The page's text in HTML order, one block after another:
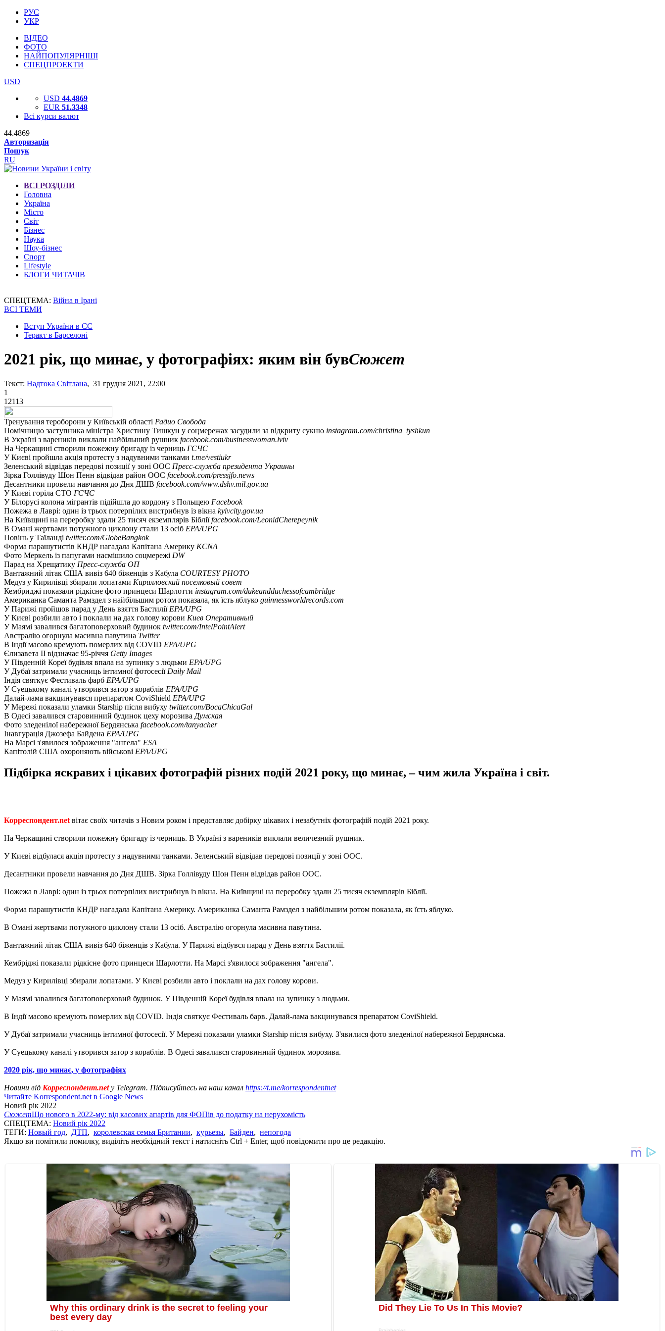
РУС
УКР
ВІДЕО
ФОТО
НАЙПОПУЛЯРНІШІ
СПЕЦПРОЕКТИ
USD
USD 44.4869
EUR 51.3348
Всі курси валют
44.4869
Авторизація
Пошук
RU
ВСІ РОЗДІЛИ
Головна
Україна
Місто
Світ
Бізнес
Наука
Шоу-бізнес
Спорт
Lifestyle
БЛОГИ ЧИТАЧІВ
СПЕЦТЕМА: Війна в Ірані
ВСІ ТЕМИ
Вступ України в ЄС
Теракт в Барселоні
2021 рік, що минає, у фотографіях: яким він бувСюжет
Текст: Надтока Світлана, 31 грудня 2021, 22:00
1
12113
Тренування тероборони у Київській області Радио Свобода
Помічницю заступника міністра Христину Тишкун у соцмережах засудили за відкриту сукню instagram.com/christina_tyshkun
В Україні з вареників виклали найбільший рушник facebook.com/businesswoman.lviv
На Черкащині створили пожежну бригаду із черниць ГСЧС
У Києві пройшла акція протесту з надувними танками t.me/vestiukr
Зеленський відвідав передові позиції у зоні ООС Пресс-служба президента Украины
Зірка Голлівуду Шон Пенн відвідав район ООС facebook.com/pressjfo.news
Десантники провели навчання до Дня ДШВ facebook.com/www.dshv.mil.gov.ua
У Києві горіла СТО ГСЧС
У Білорусі колона мігрантів підійшла до кордону з Польщею Facebook
Пожежа в Лаврі: один із трьох потерпілих вистрибнув із вікна kyivcity.gov.ua
На Київщині на переробку здали 25 тисяч екземплярів Бібліїfacebook.com/LeonidCherepeynik
В Омані жертвами потужного циклону стали 13 осіб EPA/UPG
Повінь у Таїланді twitter.com/GlobeBangkok
Форма парашутистів КНДР нагадала Капітана Америку KCNA
Фото Меркель із папугами насмішило соцмережі DW
Парад на Хрещатику Пресс-служба ОП
Вантажний літак США вивіз 640 біженців з Кабула COURTESY PHOTO
Медуз у Кирилівці збирали лопатами Кирилловский поселковый совет
Кембриджі показали рідкісне фото принцеси Шарлотти instagram.com/dukeandduchessofcambridge
Американка Саманта Рамздел з найбільшим ротом показала, як їсть яблуко guinnessworldrecords.com
У Парижі пройшов парад у День взяття Бастилії EPA/UPG
У Києві розбили авто і поклали на дах голову корови Киев Оперативный
У Маямі завалився багатоповерховий будинок twitter.com/IntelPointAlert
Австралію огорнула масивна павутина Twitter
В Індії масово кремують померлих від COVID EPA/UPG
Єлизавета ІІ відзначає 95-річчя Getty Images
У Південній Кореї будівля впала на зупинку з людьми EPA/UPG
У Дубаї затримали учасниць інтимної фотосесії Daily Mail
Індія святкує Фестиваль фарб EPA/UPG
У Суецькому каналі утворився затор з кораблів EPA/UPG
Далай-лама вакцинувався препаратом CoviShield EPA/UPG
У Мережі показали уламки Starship після вибуху twitter.com/BocaChicaGal
В Одесі завалився старовинний будинок цеху морозива Думская
Фото зледенілої набережної Бердянська facebook.com/tanyacher
Інавгурація Джозефа Байдена EPA/UPG
На Марсі з'явилося зображення "ангела" ESA
Капітолій США охороняють військові EPA/UPG
Підбірка яскравих і цікавих фотографій різних подій 2021 року, що минає, – чим жила Україна і світ.
Корреспондент.net вітає своїх читачів з Новим роком і представляє добірку цікавих і незабутніх фотографій подій 2021 року.
На Черкащині створили пожежну бригаду із черниць. В Україні з вареників виклали величезний рушник.
У Києві відбулася акція протесту з надувними танками. Зеленський відвідав передові позиції у зоні ООС.
Десантники провели навчання до Дня ДШВ. Зірка Голлівуду Шон Пенн відвідав район ООС.
Пожежа в Лаврі: один із трьох потерпілих вистрибнув із вікна. На Київщині на переробку здали 25 тисяч екземплярів Біблії.
Форма парашутистів КНДР нагадала Капітана Америку. Американка Саманта Рамздел з найбільшим ротом показала, як їсть яблуко.
В Омані жертвами потужного циклону стали 13 осіб. Австралію огорнула масивна павутина.
Вантажний літак США вивіз 640 біженців з Кабула. У Парижі відбувся парад у День взяття Бастилії.
Кембріджі показали рідкісне фото принцеси Шарлотти. На Марсі з'явилося зображення "ангела".
Медуз у Кирилівці збирали лопатами. У Києві розбили авто і поклали на дах голову корови.
У Маямі завалився багатоповерховий будинок. У Південній Кореї будівля впала на зупинку з людьми.
В Індії масово кремують померлих від COVID. Індія святкує Фестиваль барв. Далай-лама вакцинувався препаратом CoviShield.
У Дубаї затримали учасниць інтимної фотосесії. У Мережі показали уламки Starship після вибуху. З'явилися фото зледенілої набережної Бердянська.
У Суецькому каналі утворився затор з кораблів. В Одесі завалився старовинний будинок морозива.
2020 рік, що минає, у фотографіях
Новини від Корреспондент.netу Telegram. Підписуйтесь на наш канал https://t.me/korrespondentnet
Читайте Korrespondent.net в Google News
Новий рік 2022
СюжетЩо нового в 2022-му: від касових апартів для ФОПів до податку на нерухомість
СПЕЦТЕМА: Новий рік 2022
ТЕГИ: Новый год, ДТП, королевская семья Британии, курьезы, Байден, непогода
Якщо ви помітили помилку, виділіть необхідний текст і натисніть Ctrl + Enter, щоб повідомити про це редакцію.